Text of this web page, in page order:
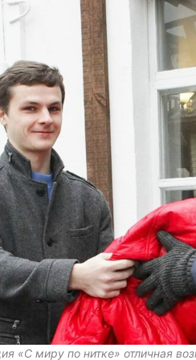
«С миру по нитке» отличная